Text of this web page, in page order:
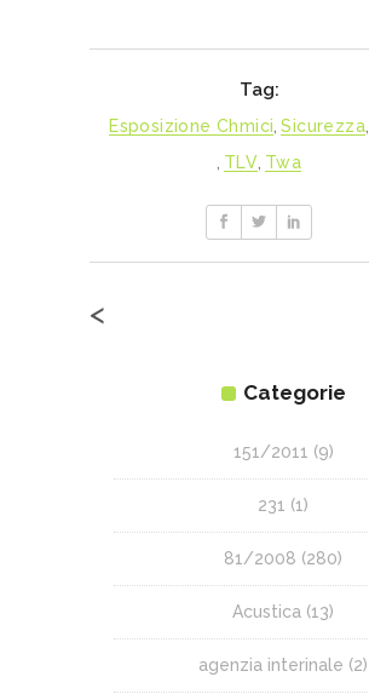
Tag:
Esposizione Chmici, Sicurezza,
, TLV, Twa
<
Categorie
151/2011 (9)
231 (1)
81/2008 (280)
Acustica (13)
agenzia interinale (2)